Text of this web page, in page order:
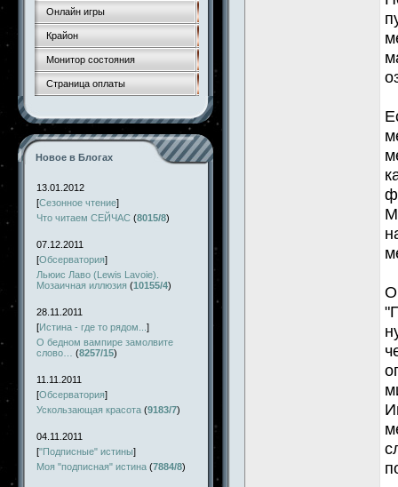
Онлайн игры
Крайон
Монитор состояния
Страница оплаты
Новое в Блогах
13.01.2012
[Сезонное чтение]
Что читаем СЕЙЧАС (8015/8)
07.12.2011
[Обсерватория]
Льюис Лаво (Lewis Lavoie).
Мозаичная иллюзия (10155/4)
28.11.2011
[Истина - где то рядом... ]
О бедном вампире замолвите
слово…
(8257/15)
11.11.2011
[Обсерватория]
Ускользающая красота (9183/7)
04.11.2011
["Подписные" истины]
Моя "подписная" истина (7884/8)